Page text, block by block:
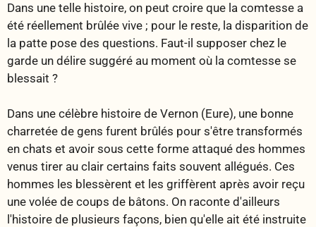
Dans une telle histoire, on peut croire que la comtesse a
été réellement brûlée vive ; pour le reste, la disparition de
la patte pose des questions. Faut-il supposer chez le
garde un délire suggéré au moment où la comtesse se
blessait ?
Dans une célèbre histoire de Vernon (Eure), une bonne
charretée de gens furent brûlés pour s'être transformés
en chats et avoir sous cette forme attaqué des hommes
venus tirer au clair certains faits souvent allégués. Ces
hommes les blessèrent et les griffèrent après avoir reçu
une volée de coups de bâtons. On raconte d'ailleurs
l'histoire de plusieurs façons, bien qu'elle ait été instruite